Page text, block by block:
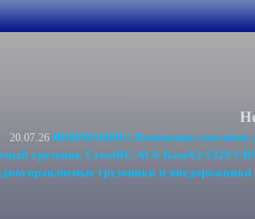
20.07.26 ВНИМАНИЕ! Изменение способов
грузовик CrossRC AC6 КамАЗ-5320
грузовики и внедорожники